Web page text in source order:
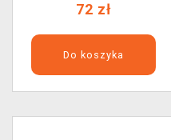
72 zł
Do koszyka